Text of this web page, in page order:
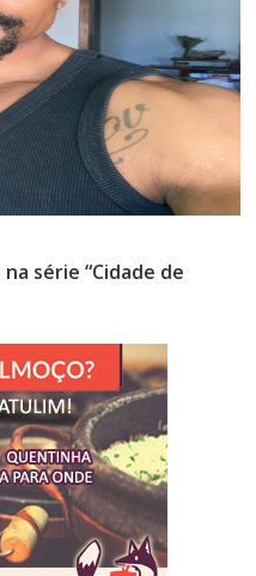
série “Cidade de